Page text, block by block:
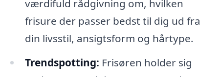
værdifuld rådgivning om, hvilken
frisure der passer bedst til dig ud fra
din livsstil, ansigtsform og hårtype.
Trendspotting: Frisøren holder sig